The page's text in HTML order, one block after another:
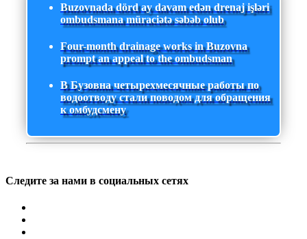
Buzovnada dörd ay davam edən drenaj işləri
ombudsmana müraciətə səbəb olub
Four-month drainage works in Buzovna
prompt an appeal to the ombudsman
В Бузовна четырехмесячные работы по
водоотводу стали поводом для обращения
к омбудсмену
Следите за нами в социальных сетях